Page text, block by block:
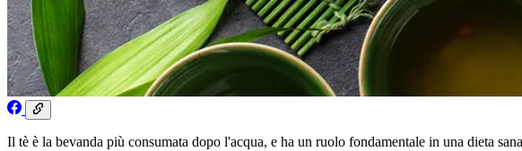
Il tè è la bevanda più consumata dopo l'acqua, e ha un ruolo fondamentale in una dieta